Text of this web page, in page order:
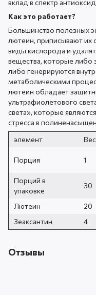
вклад в спектр
Как это работает?
Большинство полезных
лютеин, приписывают их
виды кислорода и
вещества, которые
либо генерируются
метаболическими
лютеин обладает
ультрафиолетового
света», которые
стресса в
элемент
Вес
Порция 1
Порций в
упаковке
30
Лютеин 20
Зеаксантин
4
Отзывы